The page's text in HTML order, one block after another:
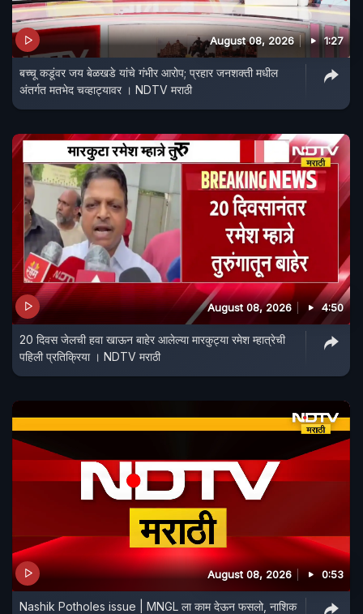
August 08, 2026 1:27
बच्चू कडूंवर जय बेळखडे यांचे गंभीर आरोप; प्रहार जनशक्ती मधील
अंतर्गत मतभेद चव्हाट्यावर । NDTV मराठी
August 08, 2026 4:50
20 दिवस जेलची हवा खाऊन बाहेर आलेल्या मारकुट्या रमेश म्हात्रेची
पहिली प्रतिक्रिया । NDTV मराठी
August 08, 2026 0:53
Nashik Potholes issue | MNGL ला काम देऊन फसलो, नाशिक